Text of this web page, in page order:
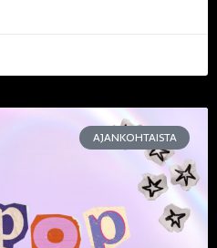
AJANKOHTAISTA